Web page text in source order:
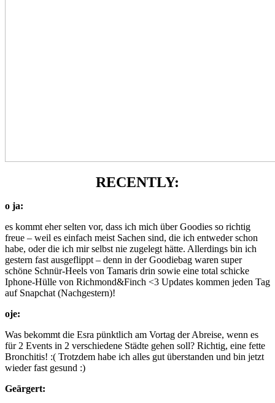
RECENTLY:
o ja:
es kommt eher selten vor, dass ich mich über Goodies so richtig
freue – weil es einfach meist Sachen sind, die ich entweder schon
habe, oder die ich mir selbst nie zugelegt hätte. Allerdings bin ich
gestern fast ausgeflippt – denn in der Goodiebag waren super
schöne Schnür-Heels von Tamaris drin sowie eine total schicke
Iphone-Hülle von Richmond&Finch <3 Updates kommen jeden Tag
auf Snapchat (Nachgestern)!
oje:
Was bekommt die Esra pünktlich am Vortag der Abreise, wenn es
für 2 Events in 2 verschiedene Städte gehen soll? Richtig, eine fette
Bronchitis! :( Trotzdem habe ich alles gut überstanden und bin jetzt
wieder fast gesund :)
Geärgert: